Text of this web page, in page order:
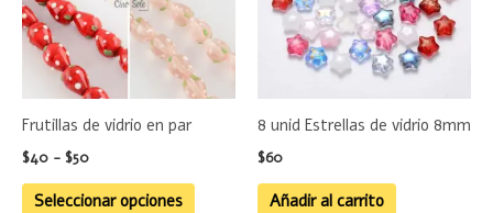
Frutillas de vidrio en par
$40 - $50
Seleccionar opciones
variantes.
Las
opciones
se
8 unid Estrellas de vidrio 8mm
$60
Añadir al carrito